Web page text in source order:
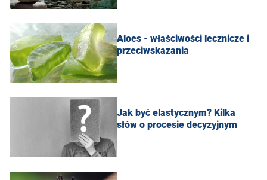
Aloes - właściwości lecznicze i
przeciwskazania
Jak być elastycznym? Kilka
słów o procesie decyzyjnym